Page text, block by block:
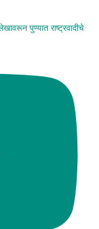
पुण्यात राष्ट्रवादीचे